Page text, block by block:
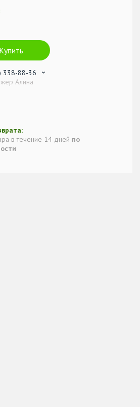
Купить
338-88-36
Алина
в течение 14 дней по